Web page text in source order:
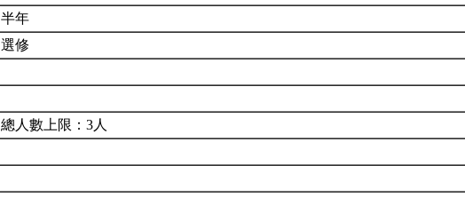
半年
選修
總人數上限：3人